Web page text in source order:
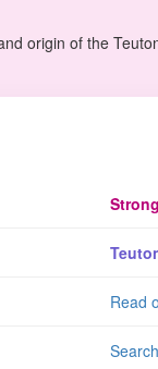
origin of the
Read